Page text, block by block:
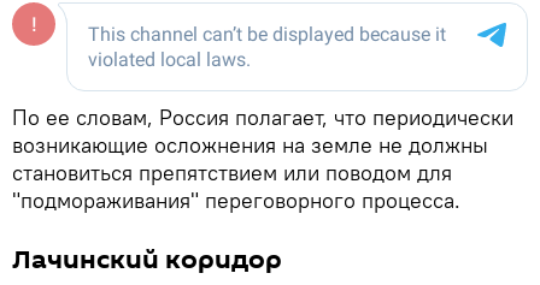
По ее словам, Россия полагает, что периодически
возникающие осложнения на земле не должны
становиться препятствием или поводом для
"подмораживания" переговорного процесса.
Лачинский коридор